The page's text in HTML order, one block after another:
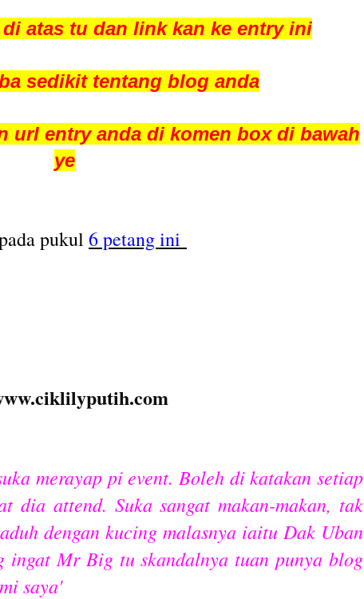
di atas tu dan link kan ke entry ini
sedikit tentang blog anda
url entry anda di komen box di bawah
ye
pukul 6 petang ini
merayap pi event. Boleh di katakan setiap
dia attend. Suka sangat makan-makan, tak
dengan kucing malasnya iaitu Dak Uban
Mr Big tu skandalnya tuan punya blog
saya'